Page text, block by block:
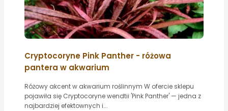
Cryptocoryne Pink Panther - różowa
pantera w akwarium
Różowy akcent w akwarium roślinnym W ofercie sklepu
pojawiła się Cryptocoryne wendtii 'Pink Panther' — jedna z
najbardziej efektownych i...